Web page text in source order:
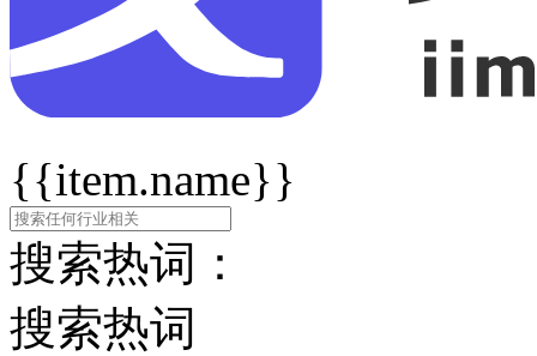
{{item.name}}
搜索热词：
搜索热词